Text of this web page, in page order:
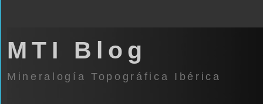
MTI Blog
Mineralogía Topográfica Ibérica